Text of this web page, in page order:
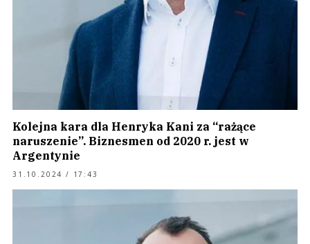
Kolejna kara dla Henryka Kani za “rażące
naruszenie”. Biznesmen od 2020 r. jest w
Argentynie
31.10.2024 / 17:43